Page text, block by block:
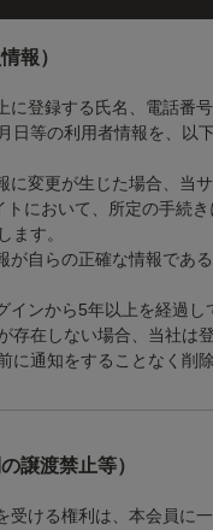
報）
に登録する氏名、電話番
日等の利用者情報を、以
に変更が生じた場合、当
トにおいて、所定の手続
ます。
が自らの正確な情報であ
インから5年以上を経過し
存在しない場合、当社は
に通知をすることなく削
譲渡禁止等）
受ける権利は、本会員に